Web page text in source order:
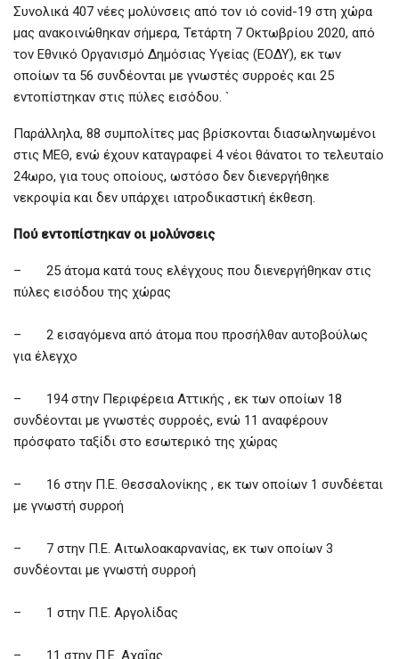
Συνολικά 407 νέες μολύνσεις από τον ιό covid-19 στη χώρα
μας ανακοινώθηκαν σήμερα, Τετάρτη 7 Οκτωβρίου 2020, από
τον Εθνικό Οργανισμό Δημόσιας Υγείας (ΕΟΔΥ), εκ των
οποίων τα 56 συνδέονται με γνωστές συρροές και 25
εντοπίστηκαν στις πύλες εισόδου. `
Παράλληλα, 88 συμπολίτες μας βρίσκονται διασωληνωμένοι
στις ΜΕΘ, ενώ έχουν καταγραφεί 4 νέοι θάνατοι το τελευταίο
24ωρο, για τους οποίους, ωστόσο δεν διενεργήθηκε
νεκροψία και δεν υπάρχει ιατροδικαστική έκθεση.
Πού εντοπίστηκαν οι μολύνσεις
– 25 άτομα κατά τους ελέγχους που διενεργήθηκαν στις
πύλες εισόδου της χώρας
– 2 εισαγόμενα από άτομα που προσήλθαν αυτοβούλως
για έλεγχο
– 194 στην Περιφέρεια Αττικής , εκ των οποίων 18
συνδέονται με γνωστές συρροές, ενώ 11 αναφέρουν
πρόσφατο ταξίδι στο εσωτερικό της χώρας
– 16 στην Π.Ε. Θεσσαλονίκης , εκ των οποίων 1 συνδέεται
με γνωστή συρροή
– 7 στην Π.Ε. Αιτωλοακαρνανίας, εκ των οποίων 3
συνδέονται με γνωστή συρροή
– 1 στην Π.Ε. Αργολίδας
– 11 στην Π.Ε. Αχαΐας